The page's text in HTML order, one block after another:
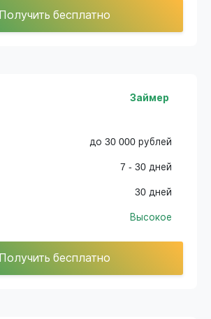
Получить бесплатно
Займер
до 30 000 рублей
7 - 30 дней
30 дней
Высокое
Получить бесплатно